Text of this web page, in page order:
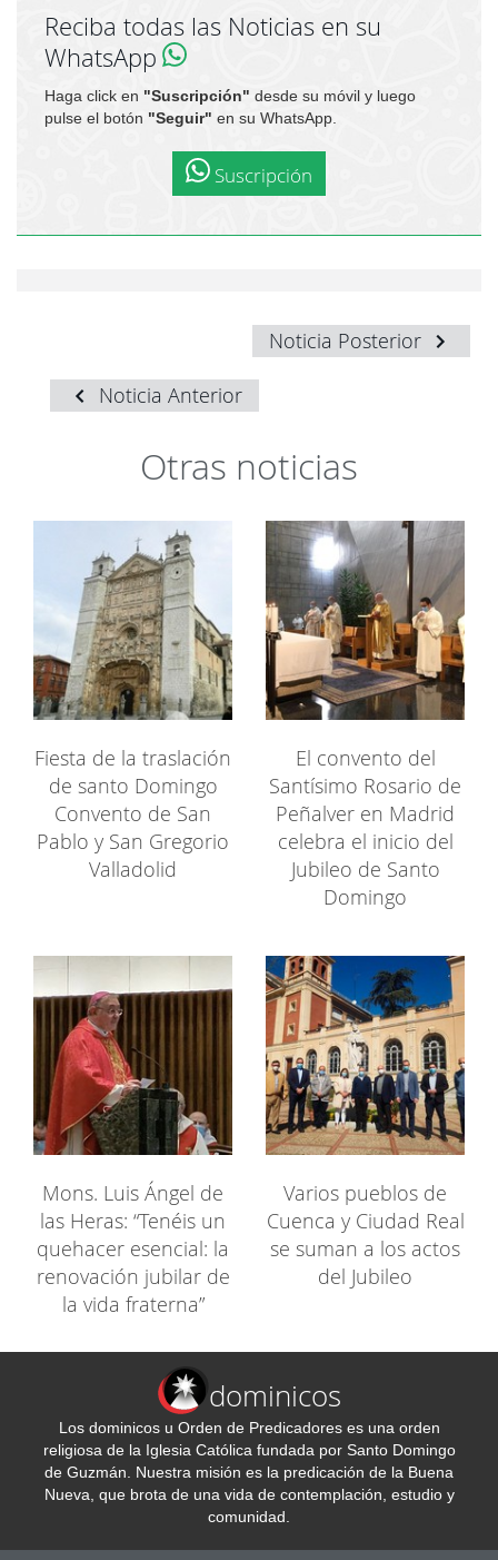
Reciba todas las Noticias en su
WhatsApp
Haga click en "Suscripción" desde su móvil y luego
pulse el botón "Seguir" en su WhatsApp.
Suscripción
Noticia Posterior
Noticia Anterior
Otras noticias
Fiesta de la traslación
de santo Domingo
Convento de San
Pablo y San Gregorio
Valladolid
El convento del
Santísimo Rosario de
Peñalver en Madrid
celebra el inicio del
Jubileo de Santo
Domingo
Mons. Luis Ángel de
las Heras: “Tenéis un
quehacer esencial: la
renovación jubilar de
la vida fraterna”
Varios pueblos de
Cuenca y Ciudad Real
se suman a los actos
del Jubileo
dominicos
Los dominicos u Orden de Predicadores es una orden
religiosa de la Iglesia Católica fundada por Santo Domingo
de Guzmán. Nuestra misión es la predicación de la Buena
Nueva, que brota de una vida de contemplación, estudio y
comunidad.